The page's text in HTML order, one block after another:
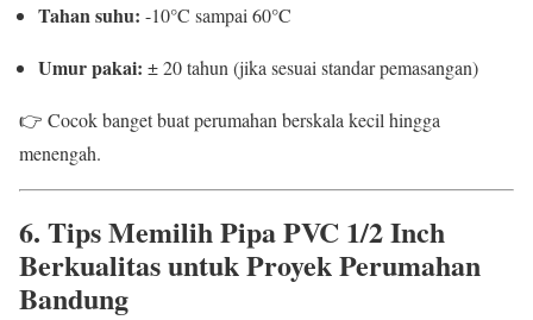
Tahan suhu: -10°C sampai 60°C
Umur pakai: ± 20 tahun (jika sesuai standar pemasangan)
👉 Cocok banget buat perumahan berskala kecil hingga
menengah.
6. Tips Memilih Pipa PVC 1/2 Inch
Berkualitas untuk Proyek Perumahan
Bandung